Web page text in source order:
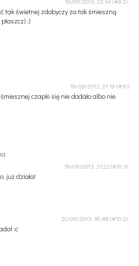
19/09/2013, 23:14
tak świetnej zdobyczy za tak śmieszną
;)
19/09/2013, 21:19
czapki się nie dodało albo nie
19/09/2013, 21:22
już działa!
20/09/2013, 18:48
:c